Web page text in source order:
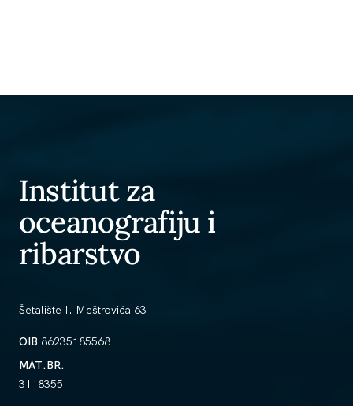
Institut za
oceanografiju i
ribarstvo
Šetalište I. Meštrovića 63
OIB 86235185568
MAT.BR.
3118355